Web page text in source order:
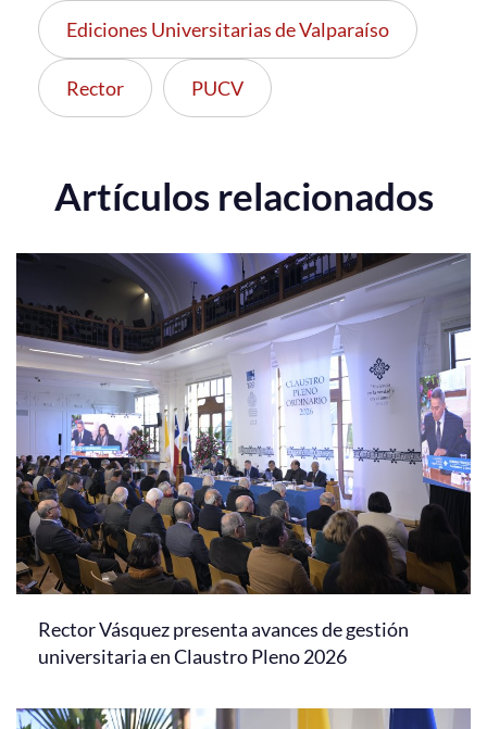
Ediciones Universitarias de Valparaíso
Rector PUCV
Artículos relacionados
Rector Vásquez presenta avances de gestión
universitaria en Claustro Pleno 2026